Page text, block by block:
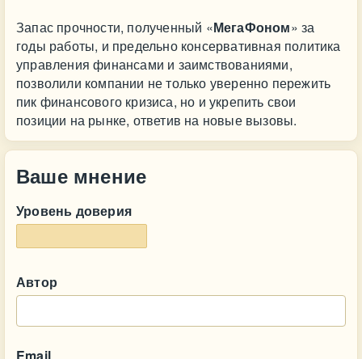
Запас прочности, полученный «МегаФоном» за
годы работы, и предельно консервативная политика
управления финансами и заимствованиями,
позволили компании не только уверенно пережить
пик финансового кризиса, но и укрепить свои
позиции на рынке, ответив на новые вызовы.
Ваше мнение
Уровень доверия
Автор